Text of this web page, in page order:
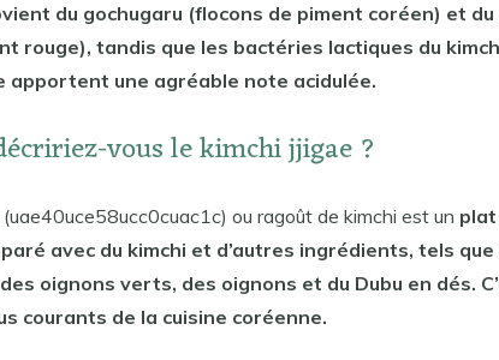
du gochugaru (flocons de piment coréen) et du
rouge), tandis que les bactéries lactiques du
apportent une agréable note acidulée.
vous le kimchi jjigae ?
ou ragoût de kimchi est un
avec du kimchi et d’autres ingrédients, tels que
oignons verts, des oignons et du Dubu en dés.
courants de la cuisine coréenne.